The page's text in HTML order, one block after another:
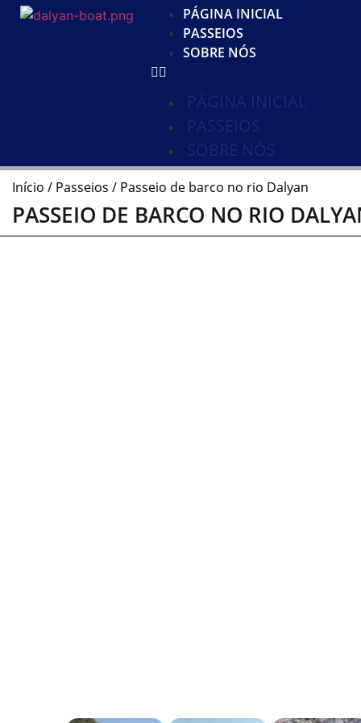
PÁGINA INICIAL
PASSEIOS
SOBRE NÓS
PÁGINA INICIAL
PASSEIOS
SOBRE NÓS
Início / Passeios / Passeio de barco no rio Dalyan
PASSEIO DE BARCO NO RIO